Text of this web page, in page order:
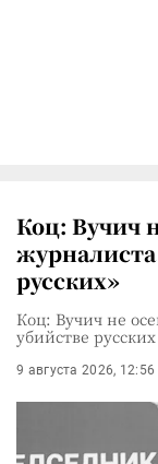
Коц: Вучич
журналиста
русских»
Коц: Вучич не
убийстве русских
9 августа 2026, 12:56